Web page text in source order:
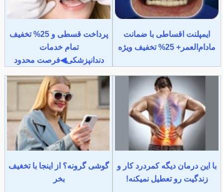
ایمپلنت اقساطی با ضمانت
مادام‌العمر+ 25% تخفیف ویژه
پرداخت قسطی و 25% تخفیف
تمام خدمات
دندانپزشکی◀فرصت محدود
با این درمان دیگه کمردرد کار و
زندگیت رو تعطیل نمیکنه!
گوشی گرونه؟ از اینجا با تخغیف
بخر